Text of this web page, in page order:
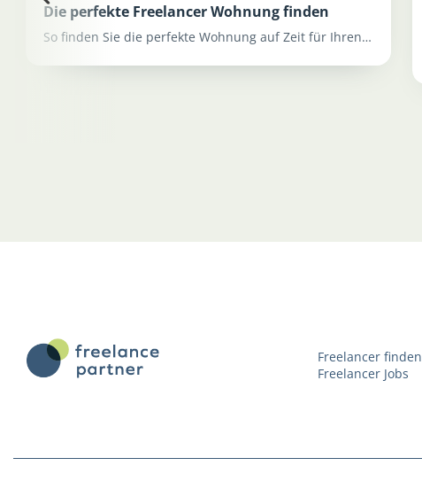
Die perfekte Freelancer Wohnung finden
So finden Sie die perfekte Wohnung auf Zeit für Ihren…
Freelancer finden
Freelancer Jobs